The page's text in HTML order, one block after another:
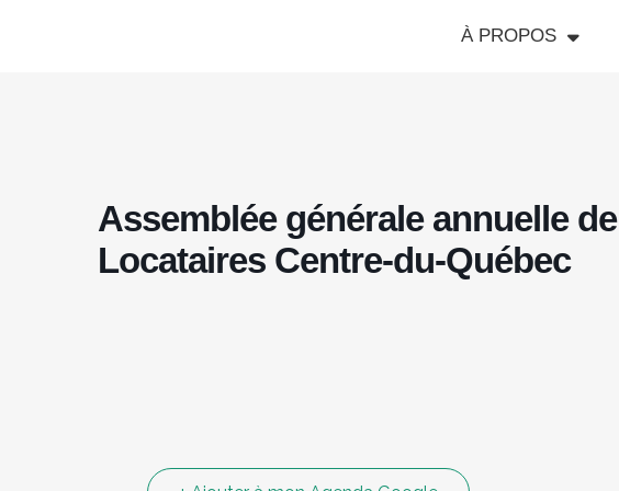
À PROPOS
Assemblée générale annuelle
Locataires Centre-du-Québec